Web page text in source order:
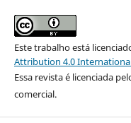
Este trabalho está
Attribution 4.0
Essa revista é licenciada
comercial.